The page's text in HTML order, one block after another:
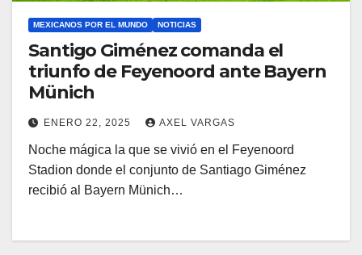
MEXICANOS POR EL MUNDO NOTICIAS
Santigo Giménez comanda el
triunfo de Feyenoord ante Bayern
Münich
ENERO 22, 2025 AXEL VARGAS
Noche mágica la que se vivió en el Feyenoord
Stadion donde el conjunto de Santiago Giménez
recibió al Bayern Münich…